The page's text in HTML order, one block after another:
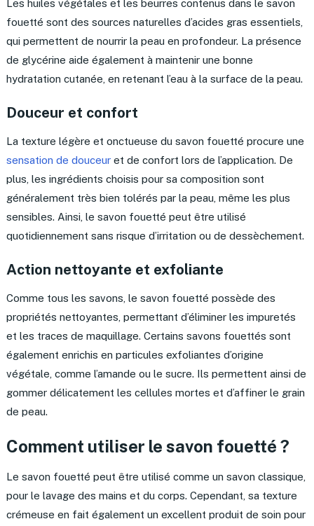
Les huiles végétales et les beurres contenus dans le savon
fouetté sont des sources naturelles d’acides gras essentiels,
qui permettent de nourrir la peau en profondeur. La présence
de glycérine aide également à maintenir une bonne
hydratation cutanée, en retenant l’eau à la surface de la peau.
Douceur et confort
La texture légère et onctueuse du savon fouetté procure une
sensation de douceuret de confort lors de l’application. De
plus, les ingrédients choisis pour sa composition sont
généralement très bien tolérés par la peau, même les plus
sensibles. Ainsi, le savon fouetté peut être utilisé
quotidiennement sans risque d’irritation ou de dessèchement.
Action nettoyante et exfoliante
Comme tous les savons, le savon fouetté possède des
propriétés nettoyantes, permettant d’éliminer les impuretés
et les traces de maquillage. Certains savons fouettés sont
également enrichis en particules exfoliantes d’origine
végétale, comme l’amande ou le sucre. Ils permettent ainsi de
gommer délicatement les cellules mortes et d’affiner le grain
de peau.
Comment utiliser le savon fouetté ?
Le savon fouetté peut être utilisé comme un savon classique,
pour le lavage des mains et du corps. Cependant, sa texture
crémeuse en fait également un excellent produit de soin pour